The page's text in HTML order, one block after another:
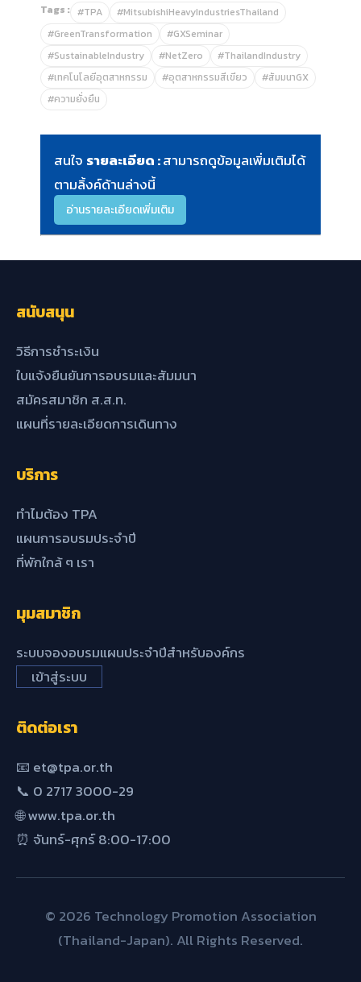
Tags : #TPA
#MitsubishiHeavyIndustriesThailand
#GreenTransformation
#GXSeminar
#SustainableIndustry
#NetZero
#ThailandIndustry
#เทคโนโลยีอุตสาหกรรม
#อุตสาหกรรมสีเขียว
#สัมมนาGX
#ความยั่งยืน
สนใจ รายละเอียด :สามารถดูข้อมูลเพิ่มเติมได้
ตามลิ้งค์ด้านล่างนี้
อ่านรายละเอียดเพิ่มเติม
สนับสนุน
วิธีการชำระเงิน
ใบแจ้งยืนยันการอบรมและสัมมนา
สมัครสมาชิก ส.ส.ท.
แผนที่รายละเอียดการเดินทาง
บริการ
ทำไมต้อง TPA
แผนการอบรมประจำปี
ที่พักใกล้ ๆ เรา
มุมสมาชิก
ระบบจองอบรมแผนประจำปีสำหรับองค์กร
เข้าสู่ระบบ
ติดต่อเรา
📧 et@tpa.or.th
📞 0 2717 3000-29
🌐 www.tpa.or.th
⏰ จันทร์-ศุกร์ 8:00-17:00
© 2026 Technology Promotion Association
(Thailand-Japan). All Rights Reserved.